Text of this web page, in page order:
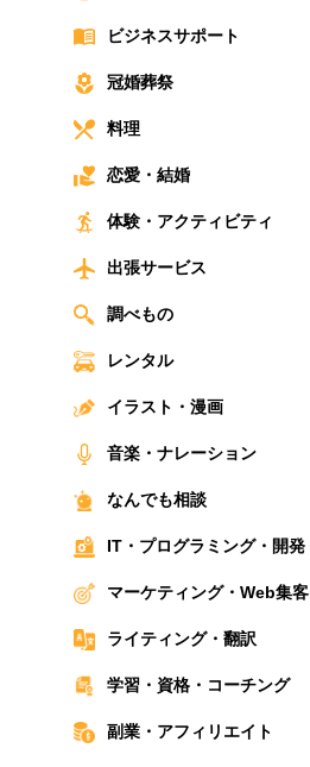
ビジネスサポート
冠婚葬祭
料理
恋愛・結婚
体験・アクティビティ
出張サービス
調べもの
レンタル
イラスト・漫画
音楽・ナレーション
なんでも相談
IT・プログラミング・開発
マーケティング・Web集客
ライティング・翻訳
学習・資格・コーチング
副業・アフィリエイト